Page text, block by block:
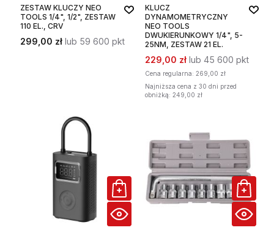
ZESTAW KLUCZY NEO
TOOLS 1/4", 1/2", ZESTAW
110 EL., CRV
299,00 zł lub 59 600 pkt
KLUCZ
DYNAMOMETRYCZNY
NEO TOOLS
DWUKIERUNKOWY 1/4", 5-
25NM, ZESTAW 21 EL.
229,00 zł lub 45 600 pkt
Cena regularna: 269,00 zł
Najniższa cena z 30 dni przed
obniżką: 249,00 zł